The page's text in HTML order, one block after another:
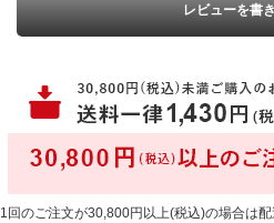
レビューを書
1回のご注文が30,800円以上(税込)の場合は